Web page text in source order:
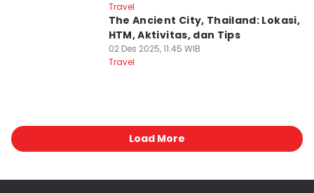
Travel
The Ancient City, Thailand: Lokasi,
HTM, Aktivitas, dan Tips
02 Des 2025, 11:45 WIB
Travel
Load More